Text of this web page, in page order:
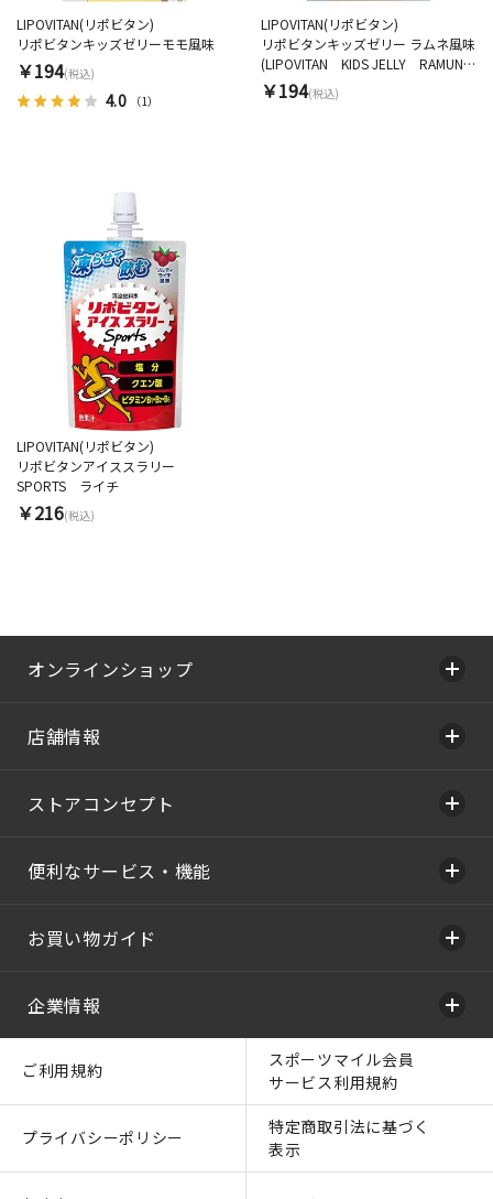
4.0 （1）
LIPOVITAN(リポビタン)
リポビタンキッズゼリーモモ風味
￥194(税込)
LIPOVITAN(リポビタン)
リポビタンキッズゼリー ラムネ風味
(LIPOVITAN KIDS JELLY RAMUNE
FLAVOR)
￥194(税込)
LIPOVITAN(リポビタン)
リポビタンアイススラリー
SPORTS ライチ
￥216(税込)
オンラインショップ
店舗情報
ストアコンセプト
便利なサービス・機能
お買い物ガイド
企業情報
ご利用規約
スポーツマイル会員
サービス利用規約
プライバシーポリシー
特定商取引法に基づく
表示